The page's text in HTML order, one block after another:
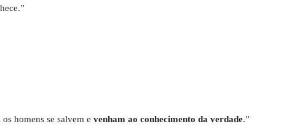
homens se salvem e venham ao conhecimento da verdade.”